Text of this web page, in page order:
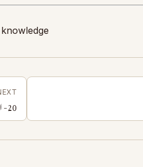
20- القابض